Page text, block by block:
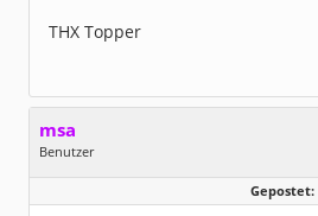
THX Topper
msa
Benutzer
Geschlecht:
Alter:
63
Gepostet: